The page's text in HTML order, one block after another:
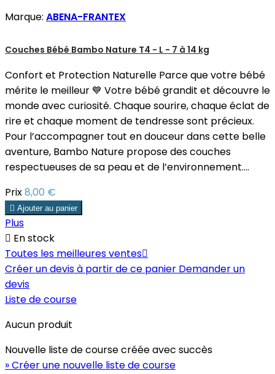
Marque: ABENA-FRANTEX
Couches Bébé Bambo Nature T4 - L - 7 à 14 kg
Confort et Protection Naturelle Parce que votre bébé
mérite le meilleur 💙 Votre bébé grandit et découvre le
monde avec curiosité. Chaque sourire, chaque éclat de
rire et chaque moment de tendresse sont précieux.
Pour l’accompagner tout en douceur dans cette belle
aventure, Bambo Nature propose des couches
respectueuses de sa peau et de l’environnement....
Prix8,00 €
 Ajouter au panier
Plus
 En stock
Toutes les meilleures ventes
Créer un devis à partir de ce panier Demander un
devis
Liste de course
Aucun produit
Nouvelle liste de course créée avec succès
» Créer une nouvelle liste de course